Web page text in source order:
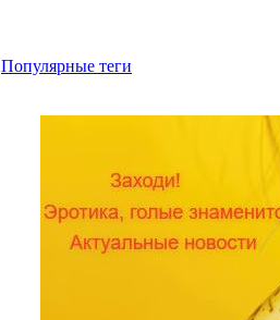
Популярные теги